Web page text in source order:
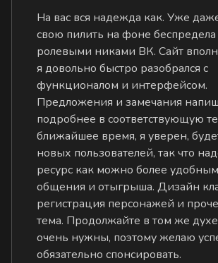
На вас вся надежда как. Уже
свою пилить на фоне беспредела
ролевыми никами ВК. Сайт
я довольно быстро разобрался с
функционалом и интерфейсом.
Предложения и замечания
подробнее в соответствующую
ближайшее время, я уверен,
новых пользователей, так что
ресурс как можно более
общения и отыгрыша. Дизайн
регистрация персонажей и
тема. Продолжайте в том же
очень нужны, поэтому желаю
обязательно спонсировать.